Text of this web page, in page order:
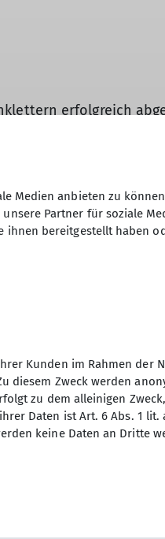
erfolgreich
Klettern und
und eine tolle
Medien anbieten zu
Partner für soziale
bereitgestellt haben
Kunden im Rahmen der
diesem Zweck werden
zu dem alleinigen
Daten ist Art. 6 Abs. 1 lit.
keine Daten an Dritte